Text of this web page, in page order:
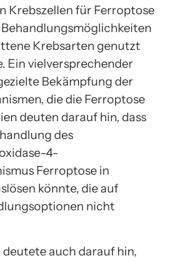
Krebszellen für Ferroptose
Krebsarten genutzt
Ein vielversprechender
Bekämpfung der
die die Ferroptose
deuten darauf hin, dass
des
4-
Ferroptose in
könnte, die auf
nicht
deutete auch darauf hin,